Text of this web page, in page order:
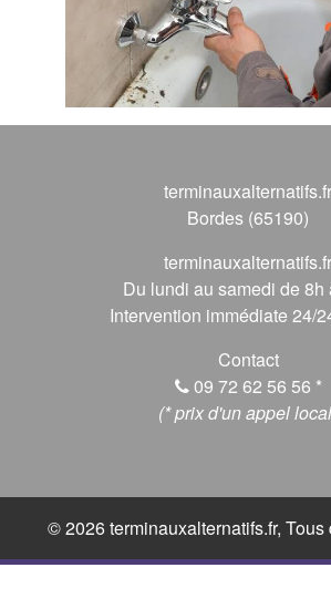
terminauxalternatifs.fr
Bordes (65190)
terminauxalternatifs.fr
Du lundi au samedi de 8h
Intervention immédiate 24/
Contact
09 72 62 56 56 *
(* prix d'un appel
© 2026 terminauxalternatifs.fr, Tous